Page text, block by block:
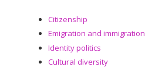
Citizenship
Emigration and immigration
Identity politics
Cultural diversity